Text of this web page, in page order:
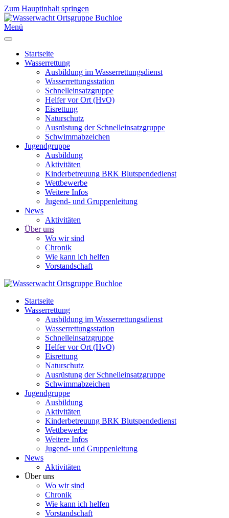
Zum Hauptinhalt springen
Menü
Startseite
Wasserrettung
Ausbildung im Wasserrettungsdienst
Wasserrettungsstation
Schnelleinsatzgruppe
Helfer vor Ort (HvO)
Eisrettung
Naturschutz
Ausrüstung der Schnelleinsatzgruppe
Schwimmabzeichen
Jugendgruppe
Ausbildung
Aktivitäten
Kinderbetreuung BRK Blutspendedienst
Wettbewerbe
Weitere Infos
Jugend- und Gruppenleitung
News
Aktivitäten
Über uns
Wo wir sind
Chronik
Wie kann ich helfen
Vorstandschaft
Startseite
Wasserrettung
Ausbildung im Wasserrettungsdienst
Wasserrettungsstation
Schnelleinsatzgruppe
Helfer vor Ort (HvO)
Eisrettung
Naturschutz
Ausrüstung der Schnelleinsatzgruppe
Schwimmabzeichen
Jugendgruppe
Ausbildung
Aktivitäten
Kinderbetreuung BRK Blutspendedienst
Wettbewerbe
Weitere Infos
Jugend- und Gruppenleitung
News
Aktivitäten
Über uns
Wo wir sind
Chronik
Wie kann ich helfen
Vorstandschaft